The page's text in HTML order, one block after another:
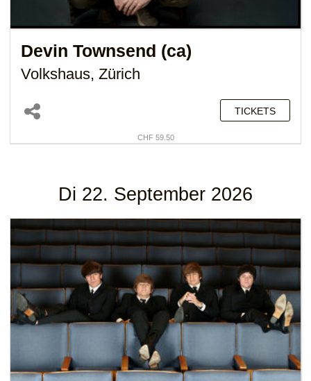
Devin Townsend (ca)
Volkshaus, Zürich
TICKETS
CHF 59.50
Di 22. September 2026